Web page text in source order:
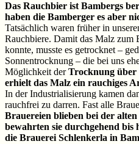
Das Rauchbier ist Bambergs
haben die Bamberger es aber
Tatsächlich waren früher in
Rauchbiere. Damit das Malz zum
konnte, musste es getrocknet –
Sonnentrocknung – die bei uns
Möglichkeit derTrocknung über
erhielt das Malz ein rauchiges
In der Industrialisierung kamen
rauchfrei zu darren. Fast alle
Brauereien blieben bei der
bewahrten sie durchgehend bis
die Brauerei Schlenkerla in